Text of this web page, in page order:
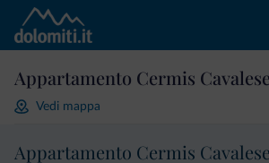
Appartamento Cermis Cavalese
Vedi mappa
Appartamento Cermis Cavalese